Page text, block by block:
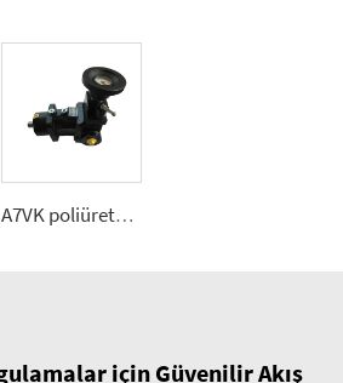
A7VK poliüretan ölçüm pompa foaming makinesi için Boyutlar 12, 28
için Güvenilir Akış